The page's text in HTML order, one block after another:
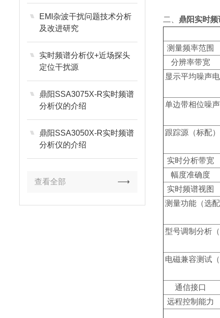
EMI杂波干扰问题技术分析
及改进研究
实时频谱分析仪+近场探头
定位干扰源
鼎阳SSA3075X-R实时频谱
分析仪的介绍
鼎阳SSA3050X-R实时频谱
分析仪的介绍
查看全部
二、 鼎阳实时
测量频
分辨率
显示平均噪
单边带相
跟踪源（
实时分
幅度准
实时频
测量功能（
型号调制分析
电磁兼容测试
通信
远程控